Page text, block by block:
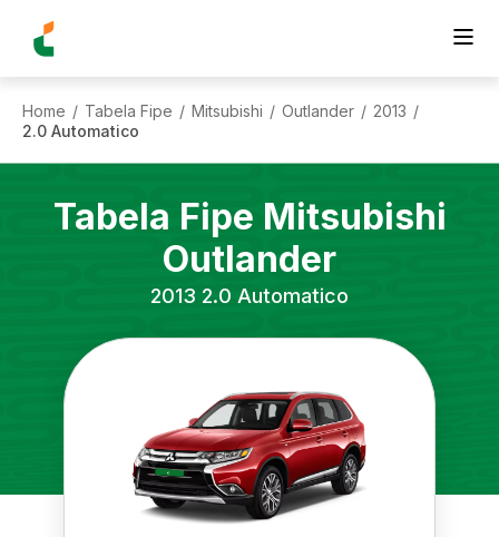
Home / Tabela Fipe / Mitsubishi / Outlander / 2013 /
2.0 Automatico
Tabela Fipe Mitsubishi
Outlander
2013 2.0 Automatico